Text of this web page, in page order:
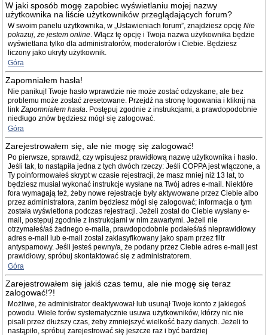
W jaki sposób mogę zapobiec wyświetlaniu mojej nazwy
użytkownika na liście użytkowników przeglądających forum?
W swoim panelu użytkownika, w „Ustawieniach forum”, znajdziesz opcję Nie
pokazuj, że jestem online. Włącz tę opcję i Twoja nazwa użytkownika będzie
wyświetlana tylko dla administratorów, moderatorów i Ciebie. Będziesz
liczony jako ukryty użytkownik.
Góra
Zapomniałem hasła!
Nie panikuj! Twoje hasło wprawdzie nie może zostać odzyskane, ale bez
problemu może zostać zresetowane. Przejdź na stronę logowania i kliknij na
linkZapomniałem hasła. Postępuj zgodnie z instrukcjami, a prawdopodobnie
niedługo znów będziesz mógł się zalogować.
Góra
Zarejestrowałem się, ale nie mogę się zalogować!
Po pierwsze, sprawdź, czy wpisujesz prawidłową nazwę użytkownika i hasło.
Jeśli tak, to nastąpiła jedna z tych dwóch rzeczy: Jeśli COPPA jest włączone, a
Ty poinformowałeś skrypt w czasie rejestracji, że masz mniej niż 13 lat, to
będziesz musiał wykonać instrukcje wysłane na Twój adres e-mail. Niektóre
fora wymagają też, żeby nowe rejestracje były aktywowane przez Ciebie albo
przez administratora, zanim będziesz mógł się zalogować; informacja o tym
została wyświetlona podczas rejestracji. Jeżeli został do Ciebie wysłany e-
mail, postępuj zgodnie z instrukcjami w nim zawartymi. Jeżeli nie
otrzymałeś/aś żadnego e-maila, prawdopodobnie podałeś/aś nieprawidłowy
adres e-mail lub e-mail został zaklasyfikowany jako spam przez filtr
antyspamowy. Jeśli jesteś pewny/a, że podany przez Ciebie adres e-mail jest
prawidłowy, spróbuj skontaktować się z administratorem.
Góra
Zarejestrowałem się jakiś czas temu, ale nie mogę się teraz
zalogować!?!
Możliwe, że administrator deaktywował lub usunął Twoje konto z jakiegoś
powodu. Wiele forów systematycznie usuwa użytkowników, którzy nic nie
pisali przez dłuższy czas, żeby zmniejszyć wielkość bazy danych. Jeżeli to
nastąpiło, spróbuj zarejestrować się jeszcze raz i być bardziej